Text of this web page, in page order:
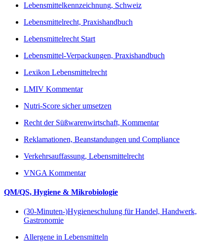
Lebensmittelkennzeichnung, Schweiz
Lebensmittelrecht, Praxishandbuch
Lebensmittelrecht Start
Lebensmittel-Verpackungen, Praxishandbuch
Lexikon Lebensmittelrecht
LMIV Kommentar
Nutri-Score sicher umsetzen
Recht der Süßwarenwirtschaft, Kommentar
Reklamationen, Beanstandungen und Compliance
Verkehrsauffassung, Lebensmittelrecht
VNGA Kommentar
QM/QS, Hygiene & Mikrobiologie
(30-Minuten-)Hygieneschulung für Handel, Handwerk,
Gastronomie
Allergene in Lebensmitteln